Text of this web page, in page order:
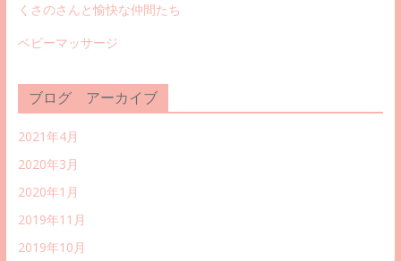
くさのさんと愉快な仲間たち
ベビーマッサージ
ブログ アーカイブ
2021年4月
2020年3月
2020年1月
2019年11月
2019年10月